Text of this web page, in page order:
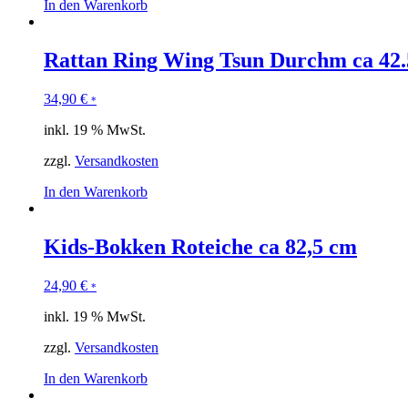
In den Warenkorb
Rattan Ring Wing Tsun Durchm ca
34,90 € *
inkl. 19 % MwSt.
zzgl. Versandkosten
In den Warenkorb
Kids-Bokken Roteiche ca 82,5 cm
24,90 € *
inkl. 19 % MwSt.
zzgl. Versandkosten
In den Warenkorb